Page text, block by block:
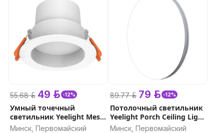
55.68 р. 49 р. -12%
Умный точечный
светильник Yeelight Mesh
Downlight M2 Lite
Минск, Первомайский
89.77 р. 79 р. -12%
Потолочный светильник
Yeelight Porch Ceiling Light
C320
Минск, Первомайский